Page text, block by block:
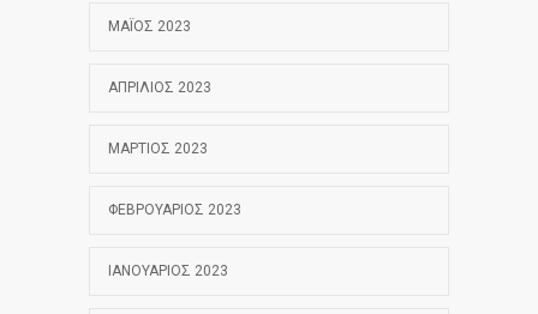
ΜΆΙΟΣ 2023
ΑΠΡΊΛΙΟΣ 2023
ΜΆΡΤΙΟΣ 2023
ΦΕΒΡΟΥΆΡΙΟΣ 2023
ΙΑΝΟΥΆΡΙΟΣ 2023